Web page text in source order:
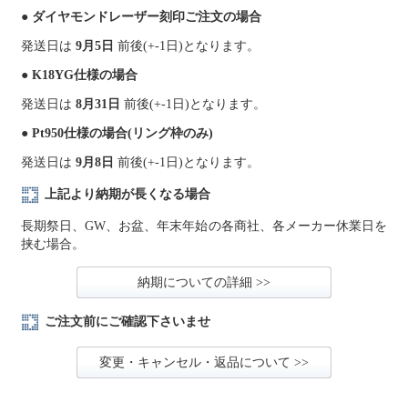
● ダイヤモンドレーザー刻印ご注文の場合
発送日は 9月5日 前後(+-1日)となります。
● K18YG仕様の場合
発送日は 8月31日 前後(+-1日)となります。
● Pt950仕様の場合(リング枠のみ)
発送日は 9月8日 前後(+-1日)となります。
上記より納期が長くなる場合
長期祭日、GW、お盆、年末年始の各商社、各メーカー休業日を
挟む場合。
納期についての詳細 >>
ご注文前にご確認下さいませ
変更・キャンセル・返品について >>